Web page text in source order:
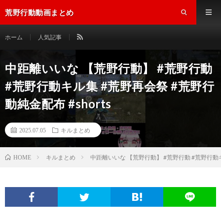
荒野行動動画まとめ
ホーム 人気記事
中距離いいな 【荒野行動】 #荒野行動
#荒野行動キル集 #荒野再会祭 #荒野行
動純金配布 #shorts
2025.07.05 キルまとめ
HOME キルまとめ 中距離いいな 【荒野行動】 #荒野行動 #荒野行